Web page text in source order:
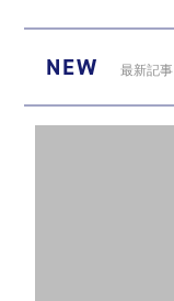
NEW 最新記事